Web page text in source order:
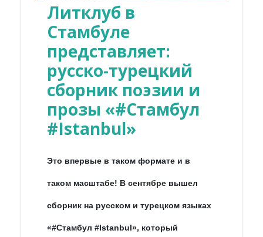
Литклуб в
Стамбуле
представляет:
русско-турецкий
сборник поэзии и
прозы «#Стамбул
#Istanbul»
Это впервые в таком формате и в
таком масштабе! В сентябре вышел
сборник на русском и турецком языках
«#Стамбул #Istanbul», который